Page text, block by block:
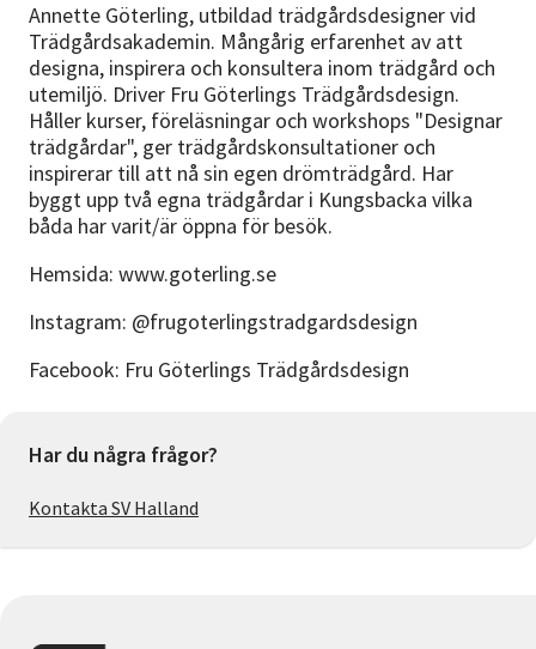
Annette Göterling, utbildad trädgårdsdesigner vid
Trädgårdsakademin. Mångårig erfarenhet av att
designa, inspirera och konsultera inom trädgård och
utemiljö. Driver Fru Göterlings Trädgårdsdesign.
Håller kurser, föreläsningar och workshops "Designar
trädgårdar", ger trädgårdskonsultationer och
inspirerar till att nå sin egen drömträdgård. Har
byggt upp två egna trädgårdar i Kungsbacka vilka
båda har varit/är öppna för besök.
Hemsida: www.goterling.se
Instagram: @frugoterlingstradgardsdesign
Facebook: Fru Göterlings Trädgårdsdesign
Har du några frågor?
Kontakta SV Halland